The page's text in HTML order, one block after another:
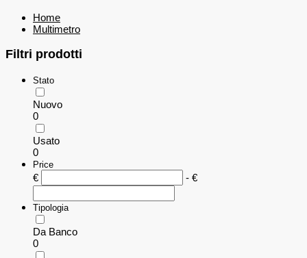
Home
Multimetro
Filtri prodotti
Stato
Nuovo
0
Usato
0
Price
€ - €
Tipologia
Da Banco
0